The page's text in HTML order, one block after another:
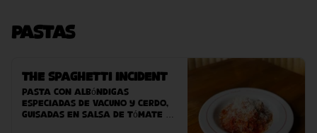
Pastas
The Spaghetti Incident
Pasta con albóndigas
especiadas de vacuno y cerdo,
guisadas en salsa de tómate